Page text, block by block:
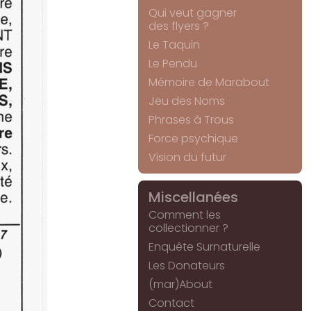
Qui veut gagner
des flyers ?
Le Taquin
Le Pendu
Mémoire de Marabout
Jeu des Noms
Phrases à Trous
Force psychique
Vision du futur
Miscellanées
Comment les
collectionner ?
Enquête Surnaturelle
Les Donateurs
(mar)About
Contact